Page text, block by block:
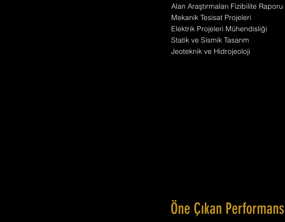
Alan Araştırmaları Fizibilite Raporu
Mekanik Tesisat Projeleri
Elektrik Projeleri Mühendisliği
Statik ve Sismik Tasarım
Jeoteknik ve Hidrojeoloji
Öne Çıkan